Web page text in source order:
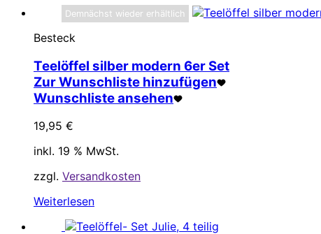
Demnächst wieder erhältlich
Besteck
Teelöffel silber modern 6er Set
Zur Wunschliste hinzufügen
Wunschliste ansehen
19,95 €
inkl. 19 % MwSt.
zzgl. Versandkosten
Weiterlesen